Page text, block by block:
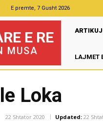
E premte, 7 Gusht 2026
E RE
MUSA
ARTIKUJ
LAJMET
Loka
22 Shtator 2020 Updated: 22